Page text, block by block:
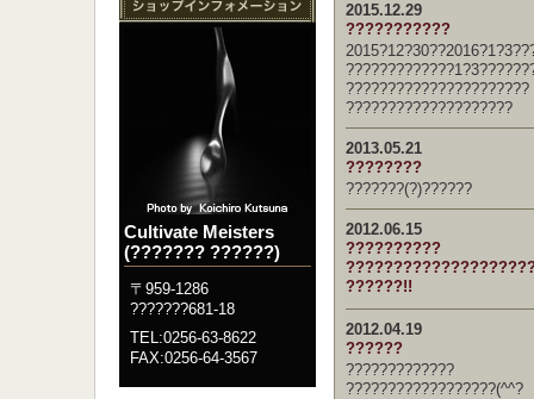
Cultivate Meisters
(??????? ??????)
〒959-1286
???????681-18
TEL:0256-63-8622
FAX:0256-64-3567
2015.12.29
???????????
??????????????????????
????????????????????
2013.05.21
????????
???????(?)??????
2012.06.15
??????????
??????!!
2012.04.19
??????
?????????????
??????????????????(^^?